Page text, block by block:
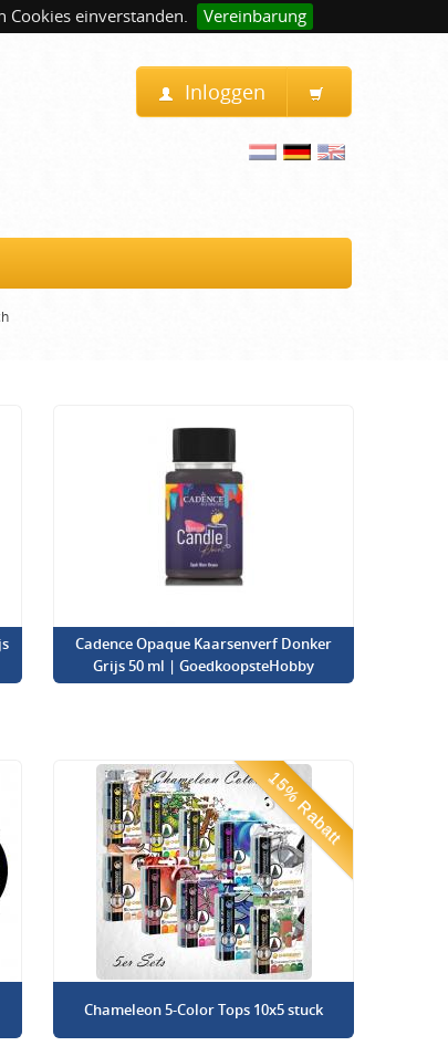
Cookies einverstanden. Vereinbarung
Inloggen
Cadence Opaque Kaarsenverf Donker
Grijs 50 ml | GoedkoopsteHobby
15% Rabatt
Chameleon 5-Color Tops 10x5 stuck